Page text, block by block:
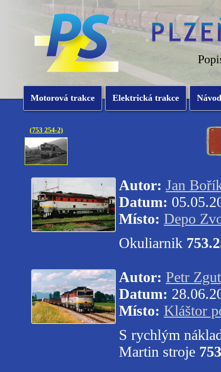
Motorová trakce Elektrická trakce
(753 254-2)
Autor: Jan
Datum:
Místo: Depo
Okuliarnik
Autor: Petr Zgut
Datum:
Místo: Kláštor
S rychlým
Martin stroje